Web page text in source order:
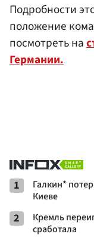
Подробности
положение
посмотреть на
Германии.
1
Галкин*
Киеве
2
Кремль
сработала